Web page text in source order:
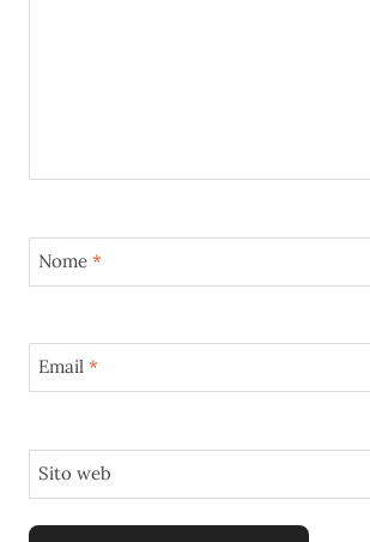
Nome *
Email *
Sito web